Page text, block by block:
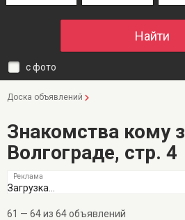
с фото
Доска объявлений
Знакомства кому
Волгограде, стр. 4
Загрузка...
61 — 64 из 64 объявлений